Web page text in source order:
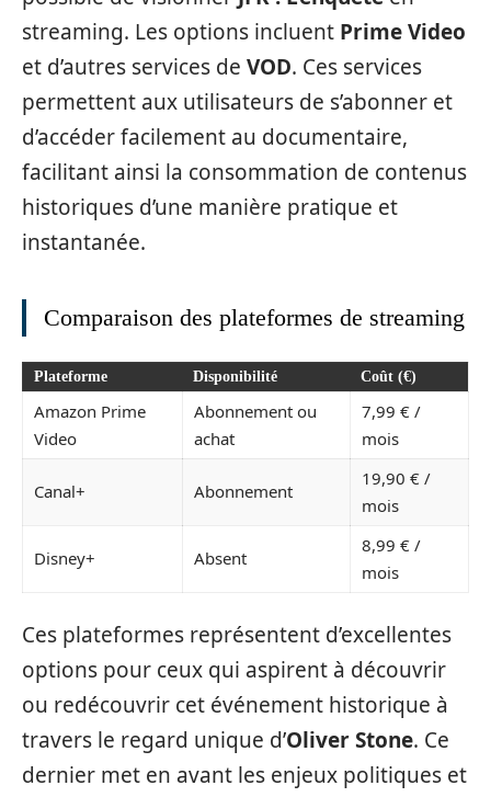
streaming. Les options incluent Prime Video
et d’autres services de VOD. Ces services
permettent aux utilisateurs de s’abonner et
d’accéder facilement au documentaire,
facilitant ainsi la consommation de contenus
historiques d’une manière pratique et
instantanée.
Comparaison des plateformes de streaming
Plateforme Disponibilité Coût (€)
Amazon Prime
Video
Abonnement ou
achat
7,99 € /
mois
Canal+ Abonnement
19,90 € /
mois
Disney+ Absent
8,99 € /
mois
Ces plateformes représentent d’excellentes
options pour ceux qui aspirent à découvrir
ou redécouvrir cet événement historique à
travers le regard unique d’Oliver Stone. Ce
dernier met en avant les enjeux politiques et